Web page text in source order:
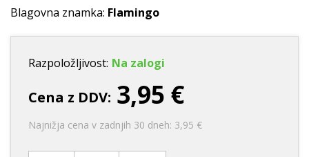
Blagovna znamka: Flamingo
Razpoložljivost: Na zalogi
Cena z DDV: 3,95 €
Najnižja cena v zadnjih 30 dneh: 3,95 €